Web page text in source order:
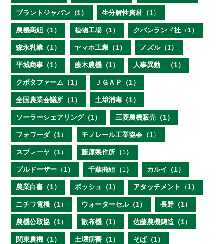
ブラントジャパン（1） 生分解性資材（1）
農機商組（1） 植物工場（1） クバンランド社（1）
森永乳業（1） ヤマホ工業（1） ノズル（1）
平城商事（1） 藤木農機（1） 人事異動 （1）
クボタファーム（1） ＪＧＡＰ（1）
全国農業会議所（1） 土壌消毒（1）
ソーラーシェアリング（1） 三菱農機販売（1）
フォワーダ（1） モノレール工業協会（1）
スプレーヤ（1） 藤原製作所（1）
ブルドーザー（1） 千葉商組（1） カルイ（1）
農業白書（1） ボッシュ（1） アタッチメント（1）
ニチワ電機（1） ウォーターセル（1） 長野（1）
農機公取協（1） 散布機（1） 佐藤農機鋳造（1）
関東農機（1） 土壌病害（1） そば（1）